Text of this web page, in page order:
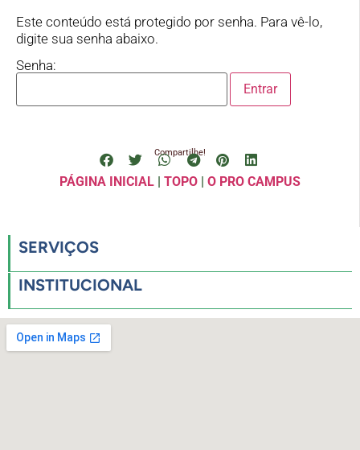
Este conteúdo está protegido por senha. Para vê-lo,
digite sua senha abaixo.
Senha:
Compartilhe!
PÁGINA INICIAL| TOPO| O PRO CAMPUS
SERVIÇOS
INSTITUCIONAL